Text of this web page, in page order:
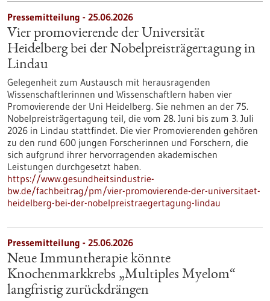
Pressemitteilung - 25.06.2026
Vier promovierende der Universität
Heidelberg bei der Nobelpreisträgertagung in
Lindau
Gelegenheit zum Austausch mit herausragenden
Wissenschaftlerinnen und Wissenschaftlern haben vier
Promovierende der Uni Heidelberg. Sie nehmen an der 75.
Nobelpreisträgertagung teil, die vom 28. Juni bis zum 3. Juli
2026 in Lindau stattfindet. Die vier Promovierenden gehören
zu den rund 600 jungen Forscherinnen und Forschern, die
sich aufgrund ihrer hervorragenden akademischen
Leistungen durchgesetzt haben.
https://www.gesundheitsindustrie-
bw.de/fachbeitrag/pm/vier-promovierende-der-universitaet-
heidelberg-bei-der-nobelpreistraegertagung-lindau
Pressemitteilung - 25.06.2026
Neue Immuntherapie könnte
Knochenmarkkrebs „Multiples Myelom“
langfristig zurückdrängen